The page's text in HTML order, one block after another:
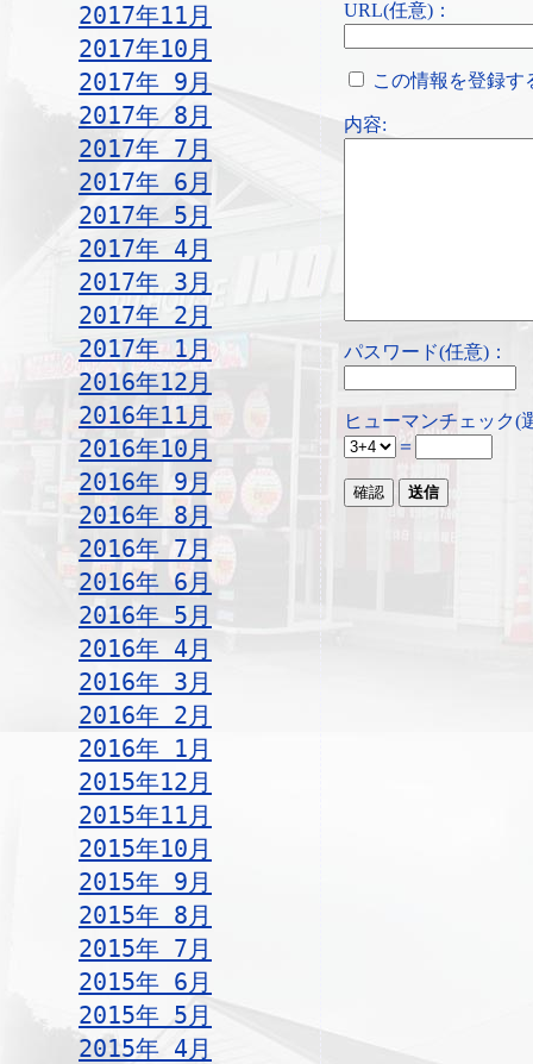
2017年11月
2017年10月
2017年 9月
2017年 8月
2017年 7月
2017年 6月
2017年 5月
2017年 4月
2017年 3月
2017年 2月
2017年 1月
2016年12月
2016年11月
2016年10月
2016年 9月
2016年 8月
2016年 7月
2016年 6月
2016年 5月
2016年 4月
2016年 3月
2016年 2月
2016年 1月
2015年12月
2015年11月
2015年10月
2015年 9月
2015年 8月
2015年 7月
2015年 6月
2015年 5月
2015年 4月
URL(任意)：
この情報を登録す
内容:
パスワード(任意)：
ヒューマンチェック(
＝